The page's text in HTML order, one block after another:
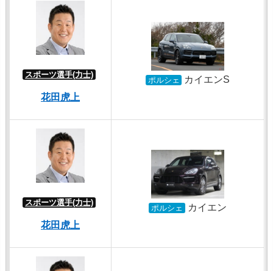
スポーツ選手(力士)
花田虎上
ポルシェ カイエンS
スポーツ選手(力士)
花田虎上
ポルシェ カイエン